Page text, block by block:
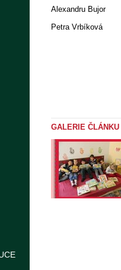
Alexandru Bujor
Petra Vrbíková
GALERIE ČLÁNKU